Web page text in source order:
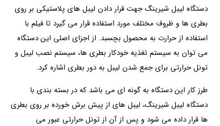
دستگاه لیبل شیرینگ جهت قرار دادن لیبل‌ های پلاستیکی بر روی
بطری‌ ها و ظروف مختلف مورد استفاده قرار می گیرد تا فیلم با
استفاده از حرارت به محصول بچسبد. از اجزای اصلی این دستگاه
می توان به سیستم تغذیه خودکار بطری‌ ها، سیستم نصب لیبل و
تونل حرارتی برای جمع شدن لیبل به دور بطری اشاره کرد.
طرز کار این دستگاه به گونه ای می باشد که در بسته‌ بندی با
دستگاه لیبل شیرینگ، لیبل ‌های از پیش برش خورده بر روی بطری‌
ها قرار داده می شود و پس از آن از تونل حرارتی عبور می‌